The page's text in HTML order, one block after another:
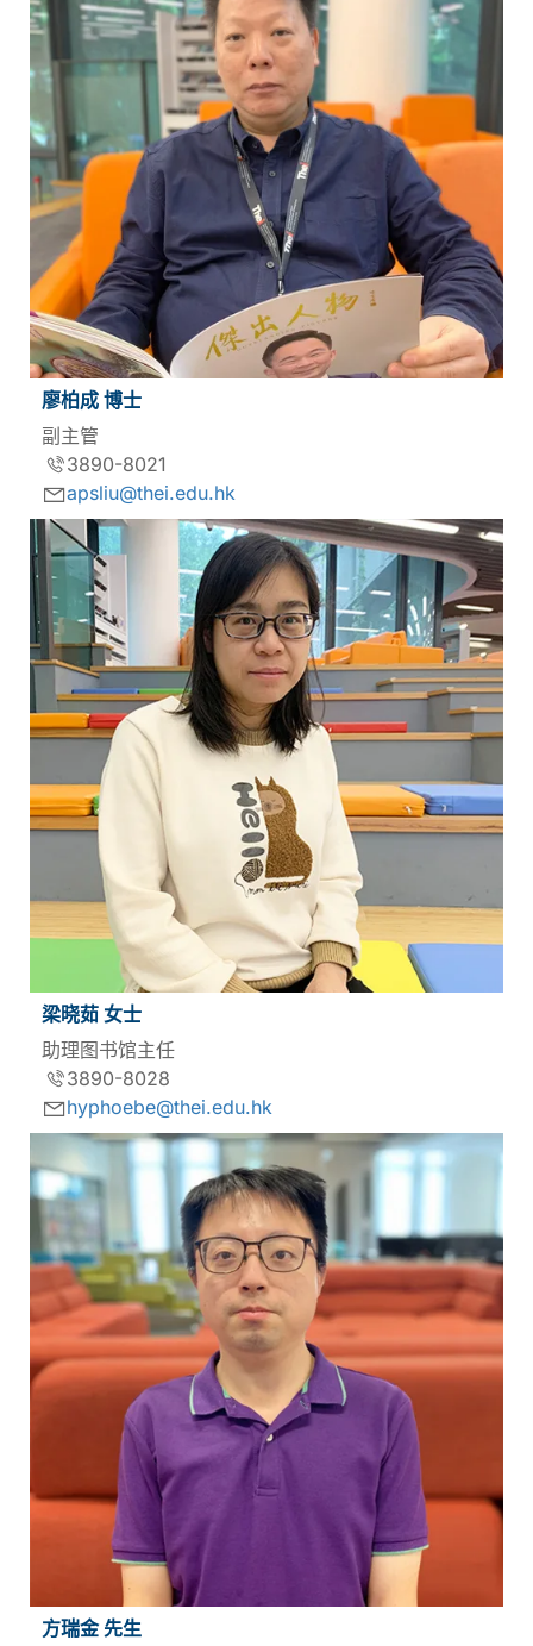
廖柏成 博士
副主管
3890-8021
apsliu@thei.edu.hk
梁晓茹 女士
助理图书馆主任
3890-8028
hyphoebe@thei.edu.hk
方瑞金 先生